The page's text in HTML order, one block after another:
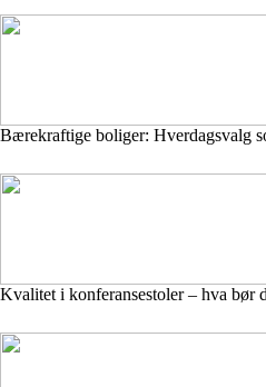
Bærekraftige boliger: Hverdagsvalg
Kvalitet i konferansestoler – hva bør